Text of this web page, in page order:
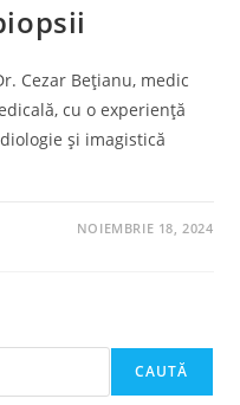
Cezar Bețianu, medic
cu o experiență
și imagistică
NOIEMBRIE 18, 2024
CAUTĂ